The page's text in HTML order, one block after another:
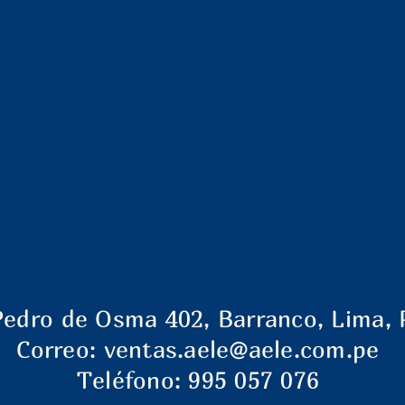
de Osma 402, Barranco, Lima,
Correo: ventas.aele@aele.com.pe
Teléfono: 995 057 076